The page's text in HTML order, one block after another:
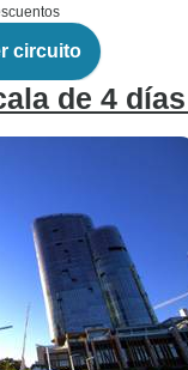
circuito
de 4